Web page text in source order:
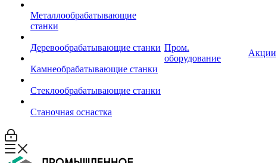
Металлообрабатывающие
станки
Деревообрабатывающие станки
Камнеобрабатывающие станки
Стеклообрабатывающие станки
Станочная оснастка
Пром.
оборудование
Акции